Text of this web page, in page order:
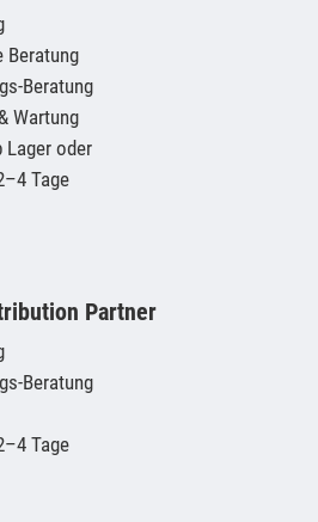
Beratung
Beratung
Wartung
Lager oder
Tage
Partner
Beratung
Tage